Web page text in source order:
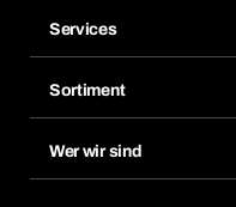
Merklisten
Nachbestellungen
Abo-Funktion
Services
Chemical Safety Management
eProcurement
Sortiment
Wer wir sind